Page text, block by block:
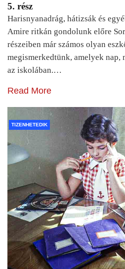
5. rész
Harisnyanadrág, hátizsák és
Amire ritkán gondolunk előre
részeiben már számos olyan
megismerkedtünk, amelyek nap,
az iskolában.…
Read More
TIZENHETEDIK